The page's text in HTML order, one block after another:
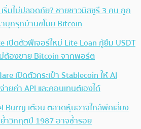
ริ่มไม่ปลอดภัย? ชายชาวมิสซูรี 3 คน ถูก
บุกรุกบ้านขโมย Bitcoin
เปิดตัวฟีเจอร์ใหม่ Lite Loan กู้ยืม USDT
ม่ต้องขาย Bitcoin จากพอร์ต
เปิดตัวกระเป๋า Stablecoin ให้ AI
ายค่า API และคอนเทนต์เองได้
Burry เตือน ตลาดหุ้นอาจใกล้พีคเสี่ยง
ำวิกฤตปี 1987 อาจซ้ำรอย